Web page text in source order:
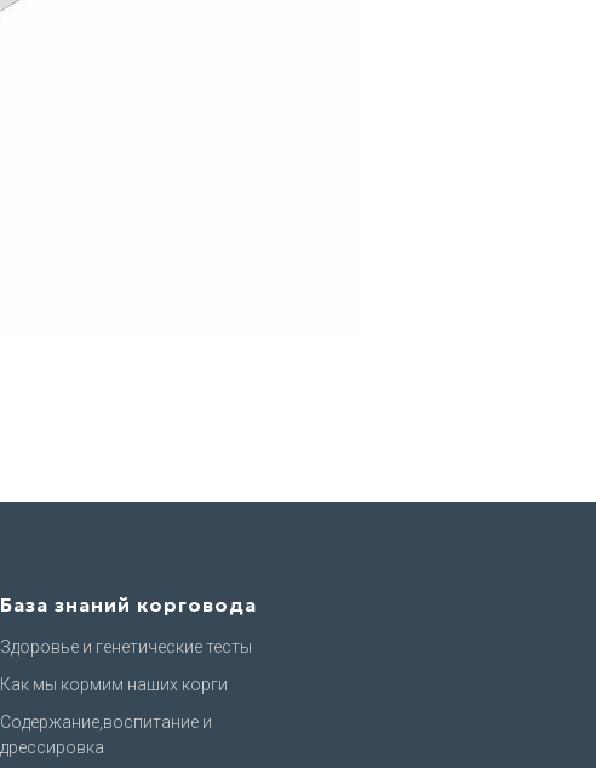
База знаний корговода
Здоровье и генетические тесты
Как мы кормим наших корги
Содержание,воспитание и
дрессировка